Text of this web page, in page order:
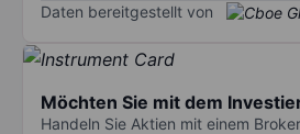
Daten bereitgestellt von
Möchten Sie mit dem
Handeln Sie Aktien mit einem